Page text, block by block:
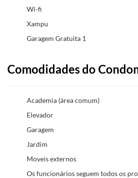
Wi-fi
Xampu
Garagem Gratuita 1
Comodidades do
Academia (área comum)
Elevador
Garagem
Jardim
Moveis externos
Os funcionários seguem todos os